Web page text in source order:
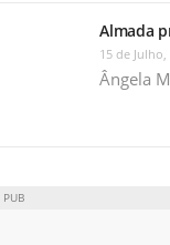
Almada
15 de Julho,
Ângela
PUB